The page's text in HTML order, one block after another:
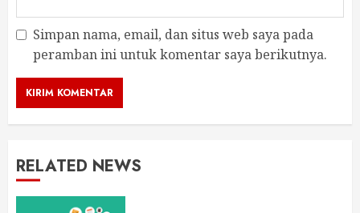
Simpan nama, email, dan situs web saya pada
peramban ini untuk komentar saya berikutnya.
RELATED NEWS